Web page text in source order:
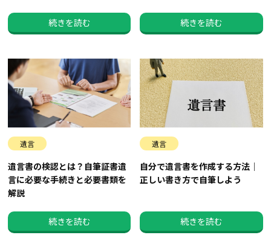
続きを読む 続きを読む
遺言
遺言書の検認とは？自筆証書遺
言に必要な手続きと必要書類を
解説
続きを読む
遺言
自分で遺言書を作成する方法｜
正しい書き方で自筆しよう
続きを読む